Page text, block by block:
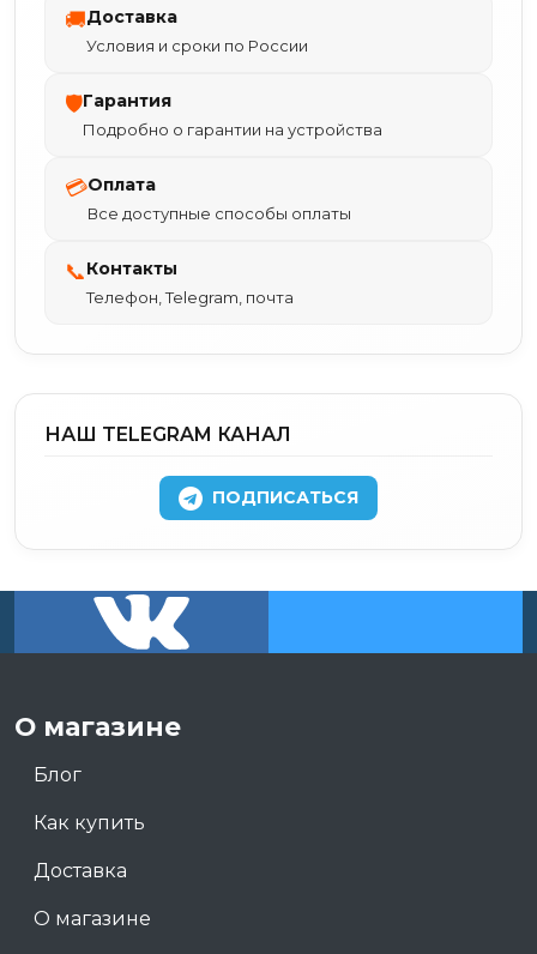
🚚Доставка
Условия и сроки по России
🛡Гарантия
Подробно о гарантии на устройства
💳Оплата
Все доступные способы оплаты
📞Контакты
Телефон, Telegram, почта
НАШ TELEGRAM КАНАЛ
ПОДПИСАТЬСЯ
О магазине
Блог
Как купить
Доставка
О магазине